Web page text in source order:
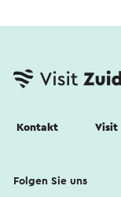
Kontakt Visit
Folgen Sie uns